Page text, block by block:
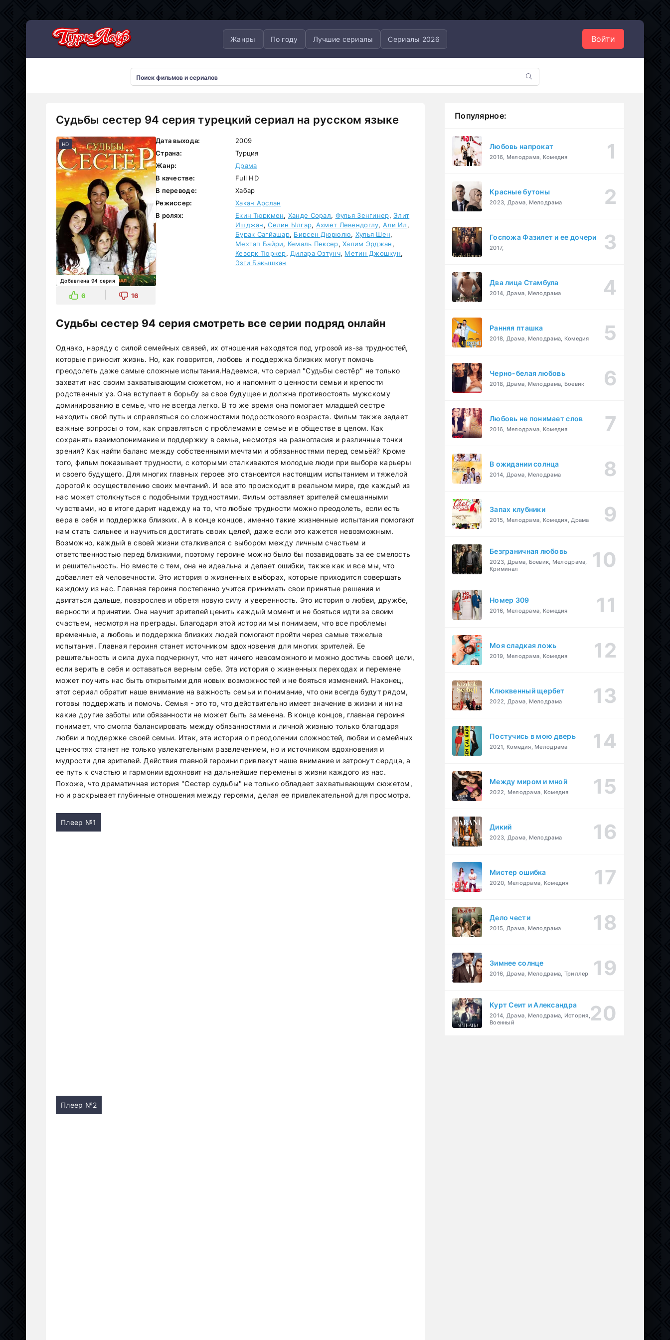
Жанры По году Лучшие сериалы Сериалы 2026 Войти
Судьбы сестер 94 серия турецкий сериал на русском языке
HD
Добавлена 94 серия
6 16
Дата выхода:
2009
Страна:
Турция
Жанр:
Драма
В качестве:
Full HD
В переводе:
Хабар
Режиссер:
Хакан Арслан
В ролях:
Екин Тюркмен, Ханде Сорал, Фулья Зенгинер,Элит
Ишджан,Селин Ылгар, Ахмет Левендоглу, Али Ил,
Бурак Сагйашар, Бирсен Дюрюлю, Хулья Шен,
Мехтап Байри, Кемаль Пексер,Халим Эрджан,
Кеворк Тюркер, Дилара Озтунч, Метин Джошкун,
Эзги Бакышкан
Судьбы сестер 94 серия смотреть все серии подряд онлайн
Однако, наряду с силой семейных связей, их отношения находятся под угрозой из-за трудностей,
которые приносит жизнь. Но, как говорится, любовь и поддержка близких могут помочь
преодолеть даже самые сложные испытания.Надеемся, что сериал "Судьбы сестёр" не только
захватит нас своим захватывающим сюжетом, но и напомнит о ценности семьи и крепости
родственных уз. Она вступает в борьбу за свое будущее и должна противостоять мужскому
доминированию в семье, что не всегда легко. В то же время она помогает младшей сестре
находить свой путь и справляться со сложностями подросткового возраста. Фильм также задает
важные вопросы о том, как справляться с проблемами в семье и в обществе в целом. Как
сохранять взаимопонимание и поддержку в семье, несмотря на разногласия и различные точки
зрения? Как найти баланс между собственными мечтами и обязанностями перед семьёй? Кроме
того, фильм показывает трудности, с которыми сталкиваются молодые люди при выборе карьеры
и своего будущего. Для многих главных героев это становится настоящим испытанием и тяжелой
дорогой к осуществлению своих мечтаний. И все это происходит в реальном мире, где каждый из
нас может столкнуться с подобными трудностями. Фильм оставляет зрителей смешанными
чувствами, но в итоге дарит надежду на то, что любые трудности можно преодолеть, если есть
вера в себя и поддержка близких. А в конце концов, именно такие жизненные испытания помогают
нам стать сильнее и научиться достигать своих целей, даже если это кажется невозможным.
Возможно, каждый в своей жизни сталкивался с выбором между личным счастьем и
ответственностью перед близкими, поэтому героине можно было бы позавидовать за ее смелость
и решительность. Но вместе с тем, она не идеальна и делает ошибки, также как и все мы, что
добавляет ей человечности. Это история о жизненных выборах, которые приходится совершать
каждому из нас. Главная героиня постепенно учится принимать свои принятые решения и
двигаться дальше, повзрослев и обретя новую силу и уверенность. Это история о любви, дружбе,
верности и принятии. Она научит зрителей ценить каждый момент и не бояться идти за своим
счастьем, несмотря на преграды. Благодаря этой истории мы понимаем, что все проблемы
временные, а любовь и поддержка близких людей помогают пройти через самые тяжелые
испытания. Главная героиня станет источником вдохновения для многих зрителей. Ее
решительность и сила духа подчеркнут, что нет ничего невозможного и можно достичь своей цели,
если верить в себя и оставаться верным себе. Эта история о жизненных переходах и перемене
может поучить нас быть открытыми для новых возможностей и не бояться изменений. Наконец,
этот сериал обратит наше внимание на важность семьи и понимание, что они всегда будут рядом,
готовы поддержать и помочь. Семья - это то, что действительно имеет значение в жизни и ни на
какие другие заботы или обязанности не может быть заменена. В конце концов, главная героиня
понимает, что смогла балансировать между обязанностями и личной жизнью только благодаря
любви и поддержке своей семьи. Итак, эта история о преодолении сложностей, любви и семейных
ценностях станет не только увлекательным развлечением, но и источником вдохновения и
мудрости для зрителей. Действия главной героини привлекут наше внимание и затронут сердца, а
ее путь к счастью и гармонии вдохновит на дальнейшие перемены в жизни каждого из нас.
Похоже, что драматичная история "Сестер судьбы" не только обладает захватывающим сюжетом,
но и раскрывает глубинные отношения между героями, делая ее привлекательной для просмотра.
Плеер №1
Плеер №2
Популярное:
Любовь напрокат
2016, Мелодрама, Комедия
Красные бутоны
2023, Драма, Мелодрама
Госпожа Фазилет и ее дочери
2017,
Два лица Стамбула
2014, Драма, Мелодрама
Ранняя пташка
2018, Драма, Мелодрама, Комедия
Черно-белая любовь
2018, Драма, Мелодрама, Боевик
Любовь не понимает слов
2016, Мелодрама, Комедия
В ожидании солнца
2014, Драма, Мелодрама
Запах клубники
2015, Мелодрама, Комедия, Драма
Безграничная любовь
2023, Драма, Боевик, Мелодрама,
Криминал
Номер 309
2016, Мелодрама, Комедия
Моя сладкая ложь
2019, Мелодрама, Комедия
Клюквенный щербет
2022, Драма, Мелодрама
Постучись в мою дверь
2021, Комедия, Мелодрама
Между миром и мной
2022, Мелодрама, Комедия
Дикий
2023, Драма, Мелодрама
Мистер ошибка
2020, Мелодрама, Комедия
Дело чести
2015, Драма, Мелодрама
Зимнее солнце
2016, Драма, Мелодрама, Триллер
Курт Сеит и Александра
2014, Драма, Мелодрама, История,
Военный
Сериалы 2026